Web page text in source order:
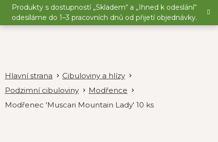
Přejít
obsah
Produkty s dostupností „Skladem“ a „Ihned k odeslání“
odesíláme do 1–3 pracovních dnů od přijetí objednávky.
Cibuloviny a hlízy
Podzimní cibuloviny
Modřence
Modřenec 'Muscari Mountain Lady' 10 ks